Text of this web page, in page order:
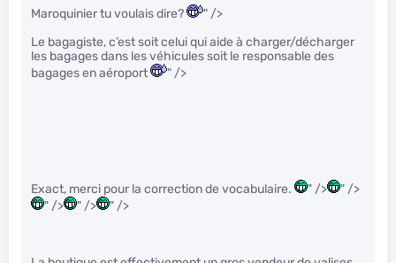
Maroquinier tu voulais dire?
" />
Le bagagiste, c’est soit celui qui aide à charger/décharger
les bagages dans les véhicules soit le responsable des
bagages en aéroport
" />
Exact, merci pour la correction de vocabulaire. " />
" />
" />
" /> " />